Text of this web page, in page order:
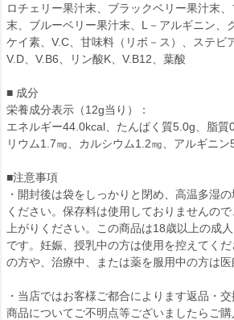
ロチェリー果汁末、ブラックベリー果汁末
末、ブルーベリー果汁末、L－アルギニン、
ケイ素、V.C、甘味料（リボ－ス）、ステビ
V.D、V.B6、リン酸K、V.B12、葉酸
■ 成分
栄養成分表示（12g当り）：
エネルギー44.0kcal、たんぱく質5.0g、脂質
リウム1.7㎎、カルシウム1.2㎎、アルギニン
■注意事項
・開封後は袋をしっかりと閉め、高温多湿
ください。保存料は使用しておりませんの
上がりください。この商品は18歳以上の成
です。妊娠、授乳中の方は使用を控えてく
の方や、治療中、または薬を服用中の方は医
・当店ではお客様ご都合によります返品・交
商品についてご不明点等ございましたらご購